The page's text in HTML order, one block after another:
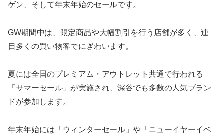
ゲン、そして年末年始のセールです。
GW期間中は、限定商品や大幅割引を行う店舗が多く、連
日多くの買い物客でにぎわいます。
夏には全国のプレミアム・アウトレット共通で行われる
「サマーセール」が実施され、深谷でも多数の人気ブラン
ドが参加します。
年末年始には「ウィンターセール」や「ニューイヤーイベ